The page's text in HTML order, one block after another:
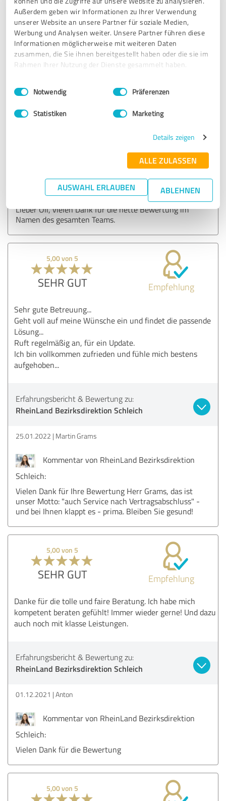
Außerdem geben wir Informationen zu Ihrer Verwendung
unserer Website an unsere Partner für soziale Medien,
Werbung und Analysen weiter. Unsere Partner führen diese
Informationen möglicherweise mit weiteren Daten
zusammen, die Sie ihnen bereitgestellt haben oder die sie im
Rahmen Ihrer Nutzung der Dienste gesammelt haben.
Impressum Datenschutzbestimmungen
Einwilligungsauswahl
Notwendig Präferenzen
Statistiken Marketing
Details zeigen
ALLE ZULASSEN
AUSWAHL ERLAUBEN ABLEHNEN
5,00 von 5
SEHR GUT Empfehlung
Sehr gute und nette Beratung. Ich fühle mich unglaublich
Erfahrungsbericht & Bewertung zu:
Kommentar von RheinLand Bezirksdirektion
Schleich:
Lieber Oli, vielen Dank für die nette Bewertung im
Namen des gesamten Teams.
5,00 von 5
SEHR GUT Empfehlung
Sehr gute Betreuung...
Geht voll auf meine Wünsche ein und findet die passende
Lösung...
Ruft regelmäßig an, für ein Update.
Ich bin vollkommen zufrieden und fühle mich bestens
aufgehoben...
Erfahrungsbericht & Bewertung zu:
RheinLand Bezirksdirektion Schleich
25.01.2022 Martin Grams
Kommentar von RheinLand Bezirksdirektion
Schleich:
Vielen Dank für Ihre Bewertung Herr Grams, das ist
unser Motto: "auch Service nach Vertragsabschluss" -
und bei Ihnen klappt es - prima. Bleiben Sie gesund!
5,00 von 5
SEHR GUT Empfehlung
Danke für die tolle und faire Beratung. Ich habe mich
kompetent beraten gefühlt! Immer wieder gerne! Und dazu
auch noch mit klasse Leistungen.
Erfahrungsbericht & Bewertung zu:
RheinLand Bezirksdirektion Schleich
01.12.2021 Anton
Kommentar von RheinLand Bezirksdirektion
Schleich:
Vielen Dank für die Bewertung
5,00 von 5